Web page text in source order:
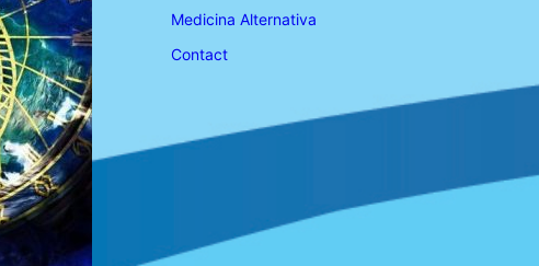
Medicina Alternativa
Contact